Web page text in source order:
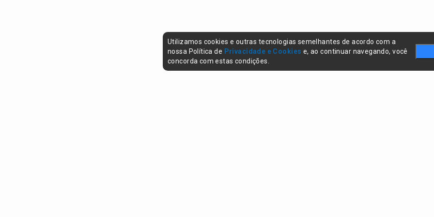
Utilizamos cookies e outras tecnologias semelhantes de acordo com a
nossa Política de Privacidade e Cookies e, ao continuar navegando, você
concorda com estas condições.